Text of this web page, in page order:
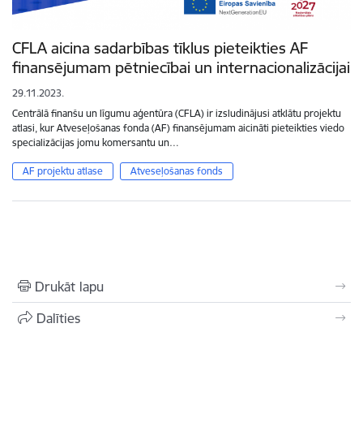
CFLA aicina sadarbības tīklus pieteikties AF
finansējumam pētniecībai un internacionalizācijai
29.11.2023.
Centrālā finanšu un līgumu aģentūra (CFLA) ir izsludinājusi atklātu projektu
atlasi, kur Atveseļošanas fonda (AF) finansējumam aicināti pieteikties viedo
specializācijas jomu komersantu un…
AF projektu atlase Atveseļošanas fonds
Drukāt lapu
Dalīties